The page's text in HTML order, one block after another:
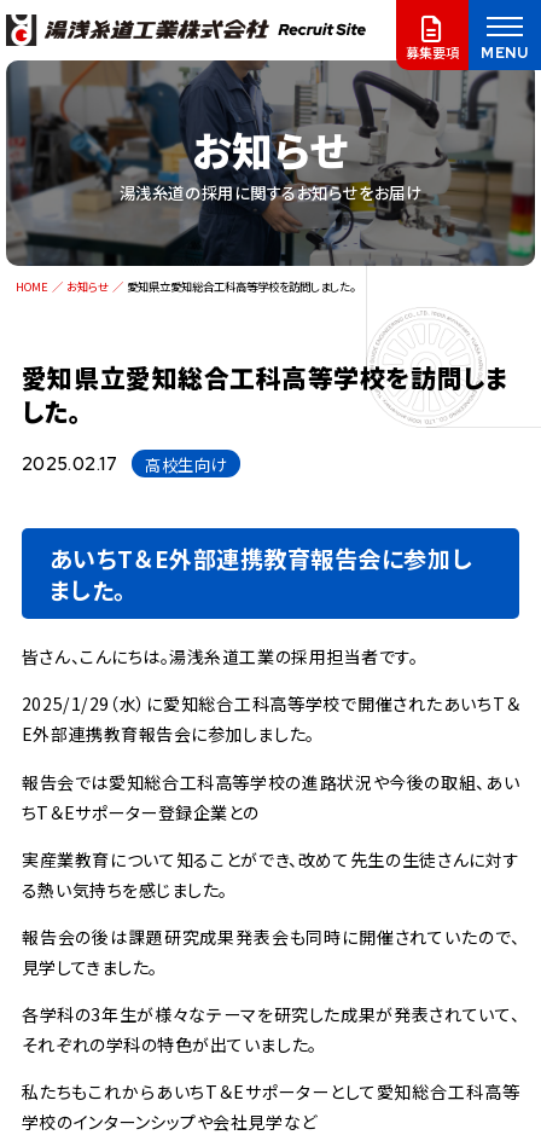
募集要項 MENU
お知らせ
湯浅糸道の採用に関するお知らせをお届け
HOME お知らせ 愛知県立愛知総合工科高等学校を訪問しました。
愛知県立愛知総合工科高等学校を訪問しま
した。
2025.02.17 高校生向け
あいちT＆E外部連携教育報告会に参加し
ました。
皆さん、こんにちは。湯浅糸道工業の採用担当者です。
2025/1/29（水）に愛知総合工科高等学校で開催されたあいちT＆
E外部連携教育報告会に参加しました。
報告会では愛知総合工科高等学校の進路状況や今後の取組、あい
ちT＆Eサポーター登録企業との
実産業教育について知ることができ、改めて先生の生徒さんに対す
る熱い気持ちを感じました。
報告会の後は課題研究成果発表会も同時に開催されていたので、
見学してきました。
各学科の3年生が様々なテーマを研究した成果が発表されていて、
それぞれの学科の特色が出ていました。
私たちもこれからあいちT＆Eサポーターとして愛知総合工科高等
学校のインターンシップや会社見学など